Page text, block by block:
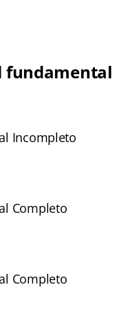
fundamental
Incompleto
Completo
Completo